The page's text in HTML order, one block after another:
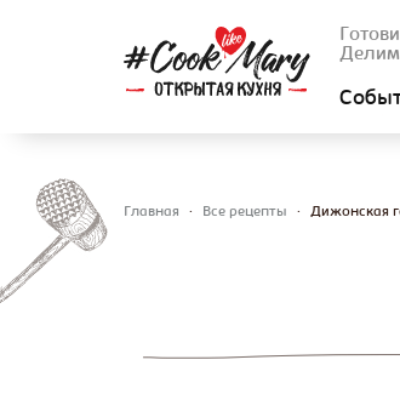
Главная • Все рецепты • Дижонская